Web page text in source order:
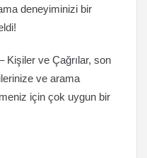
deneyiminizi bir
Kişiler ve Çağrılar, son
ve arama
için çok uygun bir